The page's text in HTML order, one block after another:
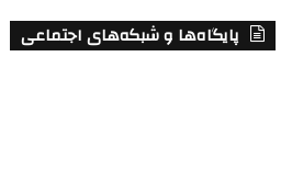
پایگاه‌ها و شبکه‌های اجتماعی